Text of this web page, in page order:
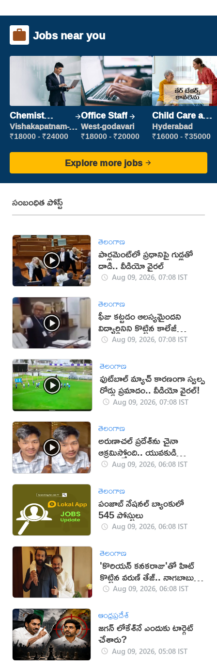
Jobs near you
Chemist
Production
Executive
Vishakapatnam-
new
₹18000 - ₹24000
Office Staff
West-godavari
₹18000 - ₹20000
Child Care and
Patient care
Hyderabad
₹16000 - ₹35000
Explore more jobs
సంబంధిత పోస్ట్
తెలంగాణ
పార్లమెంట్‌లో ప్రధానిపై గుడ్లతో
దాడి.. వీడియో వైరల్
Aug 09, 2026, 07:08 IST
తెలంగాణ
ఫీజు కట్టడం ఆలస్యమైందని
విద్యార్థినిని కొట్టిన కాలేజీ
యాజమాన్యం!(వీడియో)
Aug 09, 2026, 07:08 IST
తెలంగాణ
ఫుట్‌బాల్ మ్యాచ్‌ కారణంగా స్వల్ప
రోడ్డు ప్రమాదం.. వీడియో వైరల్!
Aug 09, 2026, 07:08 IST
తెలంగాణ
అరుణాచల్‌ ప్రదేశ్‌ను చైనా
ఆక్రమిస్తోంది.. యువకుడి
వీడియో వైరల్
Aug 09, 2026, 06:08 IST
తెలంగాణ
పంజాబ్ నేషనల్ బ్యాంకులో
545 పోస్టులు
Aug 09, 2026, 06:08 IST
తెలంగాణ
'కొరియన్ కనకరాజు'తో హిట్
కొట్టిన వరుణ్ తేజ్.. నాగబాబు
ఎమోషనల్ పోస్ట్
Aug 09, 2026, 06:08 IST
ఆంధ్రప్రదేశ్
జగన్ లోకేశ్‌నే ఎందుకు టార్గెట్
చేశారు?
Aug 09, 2026, 05:08 IST